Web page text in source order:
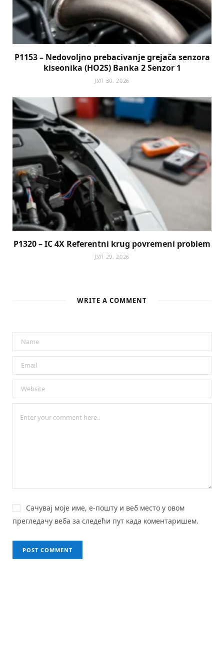
P1153 – Nedovoljno prebacivanje grejača senzora
kiseonika (HO2S) Banka 2 Senzor 1
ЈУЛ 30, 2026
P1320 – IC 4X Referentni krug povremeni problem
ЈУЛ 29, 2026
WRITE A COMMENT
Сачувај моје име, е-пошту и веб место у овом
прегледачу веба за следећи пут када коментаришем.